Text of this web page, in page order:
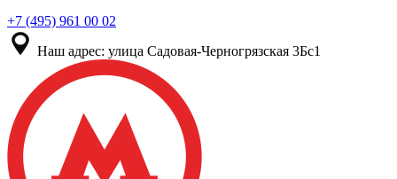
+7 (495) 961 00 02
Наш адрес: улица Садовая-Черногрязская 3Бс1